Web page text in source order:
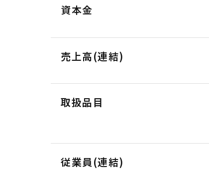
資本金
売上高(連結)
取扱品目
従業員(連結)